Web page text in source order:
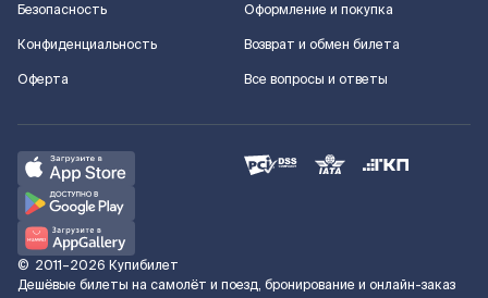
Безопасность
Конфиденциальность
Оферта
Оформление и покупка
Возврат и обмен билета
Все вопросы и ответы
© 2011–2026 Купибилет
Дешёвые билеты на самолёт и поезд, бронирование и онлайн-заказ